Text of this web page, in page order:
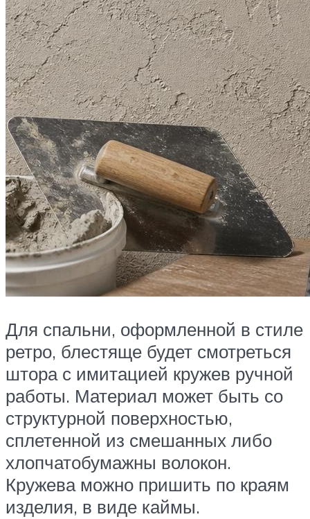
Для спальни, оформленной в стиле
ретро, блестяще будет смотреться
штора с имитацией кружев ручной
работы. Материал может быть со
структурной поверхностью,
сплетенной из смешанных либо
хлопчатобумажны волокон.
Кружева можно пришить по краям
изделия, в виде каймы.